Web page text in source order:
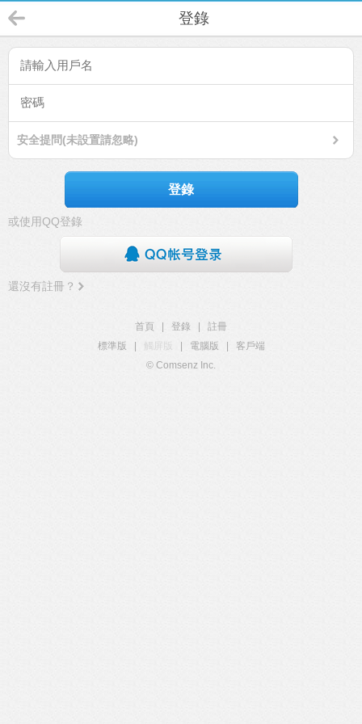
登錄
安全提問(未設置請忽略)
登錄
或使用QQ登錄
還沒有註冊？
首頁 登錄
註冊
標準版
觸屏版 電腦版
客戶端
© Comsenz Inc.